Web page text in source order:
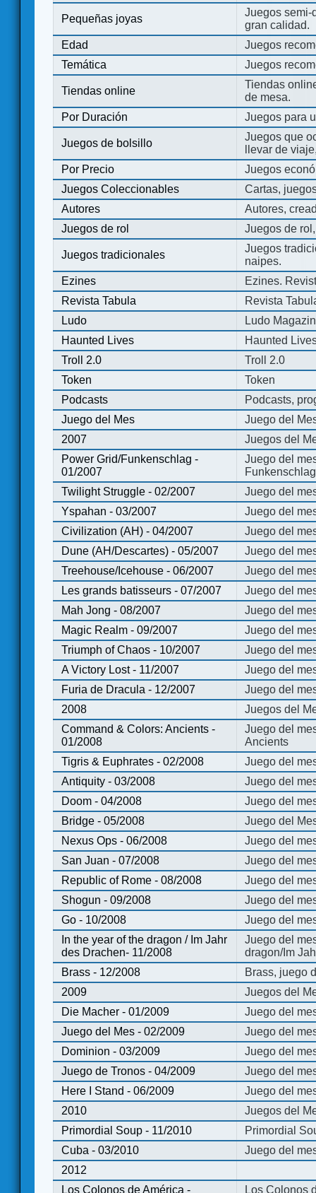
Pequeñas joyas
Juegos semi-
gran calidad.
Edad
Juegos
Temática
Juegos
Tiendas online
Tiendas
de mesa.
Por Duración
Juegos para
Juegos de bolsillo
Juegos que
llevar de
Por Precio
Juegos
Juegos Coleccionables
Cartas,
Autores
Autores,
Juegos de rol
Juegos de
Juegos tradicionales
Juegos
naipes.
Ezines
Ezines.
Revista Tabula
Revista
Ludo
Ludo
Haunted Lives
Haunted
Troll 2.0
Troll 2.0
Token
Token
Podcasts
Podcasts,
Juego del Mes
Juego del
2007
Juegos del
Power Grid/Funkenschlag -
01/2007
Juego del
Twilight Struggle - 02/2007
Juego del
Yspahan - 03/2007
Juego del
Civilization (AH) - 04/2007
Juego del
Dune (AH/Descartes) - 05/2007
Juego del
Treehouse/Icehouse - 06/2007
Juego del
Les grands batisseurs - 07/2007
Juego del
Mah Jong - 08/2007
Juego del
Magic Realm - 09/2007
Juego del
Triumph of Chaos - 10/2007
Juego del
A Victory Lost - 11/2007
Juego del
Furia de Dracula - 12/2007
Juego del
2008
Juegos del
Command & Colors: Ancients -
01/2008
Juego del
Ancients
Tigris & Euphrates - 02/2008
Juego del
Antiquity - 03/2008
Juego del
Doom - 04/2008
Juego del
Bridge - 05/2008
Juego del
Nexus Ops - 06/2008
Juego del
San Juan - 07/2008
Juego del
Republic of Rome - 08/2008
Juego del
Shogun - 09/2008
Juego del
Go - 10/2008
Juego del
In the year of the dragon / Im Jahr
des Drachen- 11/2008
Juego del
dragon/Im
Brass - 12/2008
Brass, juego
2009
Juegos del
Die Macher - 01/2009
Juego del
Juego del Mes - 02/2009
Juego del
Dominion - 03/2009
Juego del
Juego de Tronos - 04/2009
Juego del
Here I Stand - 06/2009
Juego del
2010
Juegos del
Primordial Soup - 11/2010
Primordial
Cuba - 03/2010
Juego del
2012
Los Colonos de América -
Los Colonos